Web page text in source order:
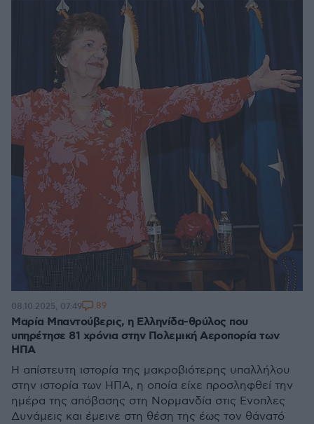
Μαρία Μπαντούβερις, η Ελληνίδα-θρύλος που
υπηρέτησε 81 χρόνια στην Πολεμική Αεροπορία των
ΗΠΑ
Η απίστευτη ιστορία της μακροβιότερης υπαλλήλου
στην ιστορία των ΗΠΑ, η οποία είχε προσληφθεί την
ημέρα της απόβασης στη Νορμανδία στις Ενοπλες
Δυνάμεις και έμεινε στη θέση της έως τον θάνατό
08.10.2025, 07:49 89